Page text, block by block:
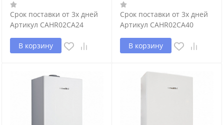
Срок поставки от 3х дней
Артикул CAHR02CA24
В корзину
Срок поставки от 3х дней
Артикул CAHR02CA40
В корзину